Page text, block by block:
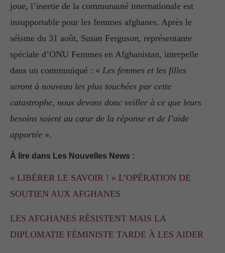
joue, l’inertie de la communauté internationale est
insupportable pour les femmes afghanes. Après le
séisme du 31 août, Susan Ferguson, représentante
spéciale d’ONU Femmes en Afghanistan, interpelle
dans un communiqué : « Les femmes et les filles
seront à nouveau les plus touchées par cette
catastrophe, nous devons donc veiller à ce que leurs
besoins soient au cœur de la réponse et de l’aide
apportée ».
À lire dans Les Nouvelles News :
« LIBÉRER LE SAVOIR ! » L’OPÉRATION DE
SOUTIEN AUX AFGHANES
LES AFGHANES RÉSISTENT MAIS LA
DIPLOMATIE FÉMINISTE TARDE À LES AIDER